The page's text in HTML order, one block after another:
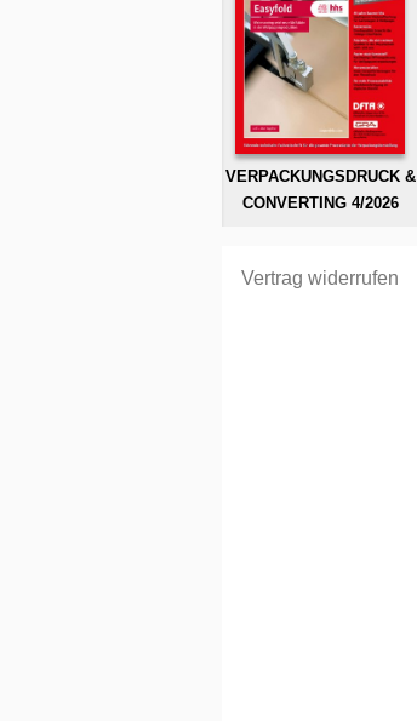
VERPACKUNGSDRUCK &
CONVERTING 4/2026
Vertrag widerrufen